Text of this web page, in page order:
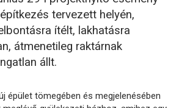
tervezett helyén,
ítélt, lakhatásra
átmenetileg raktárnak
állt.
épület tömegében és megjelenésében